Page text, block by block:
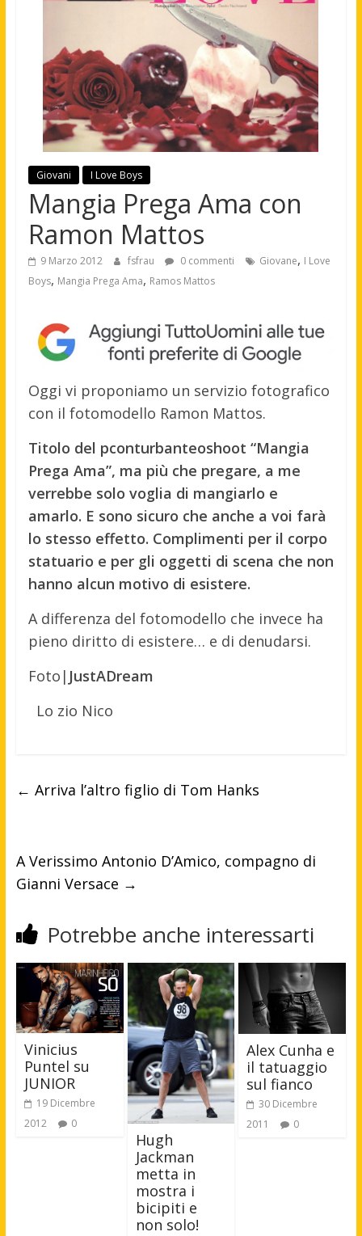
Giovani I Love Boys
Mangia Prega Ama con
Ramon Mattos
9 Marzo 2012 fsfrau 0 commenti Giovane, I Love
Boys, Mangia Prega Ama, Ramos Mattos
Oggi vi proponiamo un servizio fotografico
con il fotomodello Ramon Mattos.
Titolo del pconturbanteoshoot “Mangia
Prega Ama”, ma più che pregare, a me
verrebbe solo voglia di mangiarlo e
amarlo. E sono sicuro che anche a voi farà
lo stesso effetto. Complimenti per il corpo
statuario e per gli oggetti di scena che non
hanno alcun motivo di esistere.
A differenza del fotomodello che invece ha
pieno diritto di esistere… e di denudarsi.
Foto| JustADream
Lo zio Nico
← Arriva l’altro figlio di Tom Hanks
A Verissimo Antonio D’Amico, compagno di
Gianni Versace →
Potrebbe anche interessarti
Vinicius
Puntel su
JUNIOR
19 Dicembre
2012
0
Hugh
Jackman
metta in
mostra i
bicipiti e
non solo!
Alex Cunha e
il tatuaggio
sul fianco
30 Dicembre
2011
0